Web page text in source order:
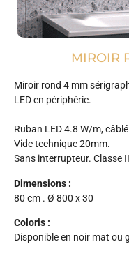
MIROIR
Miroir rond 4 mm
LED en périphérie.
Ruban LED 4.8 W/m,
Vide technique 20mm.
Sans interrupteur. Classe
Dimensions :
80 cm . Ø 800 x 30
Coloris :
Disponible en noir mat ou